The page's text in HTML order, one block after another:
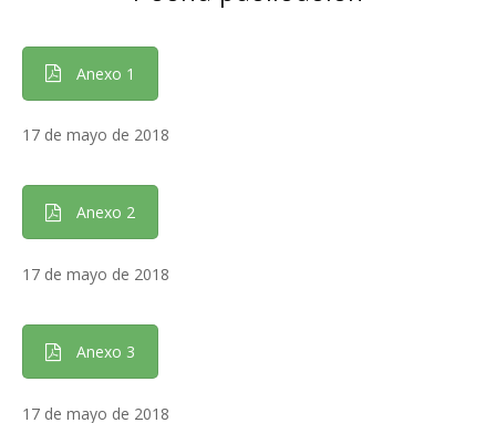
Anexo 1
17 de mayo de 2018
Anexo 2
17 de mayo de 2018
Anexo 3
17 de mayo de 2018